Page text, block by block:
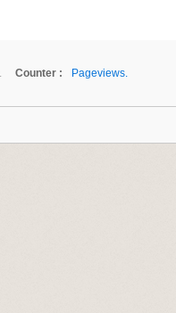
Counter :
Pageviews.